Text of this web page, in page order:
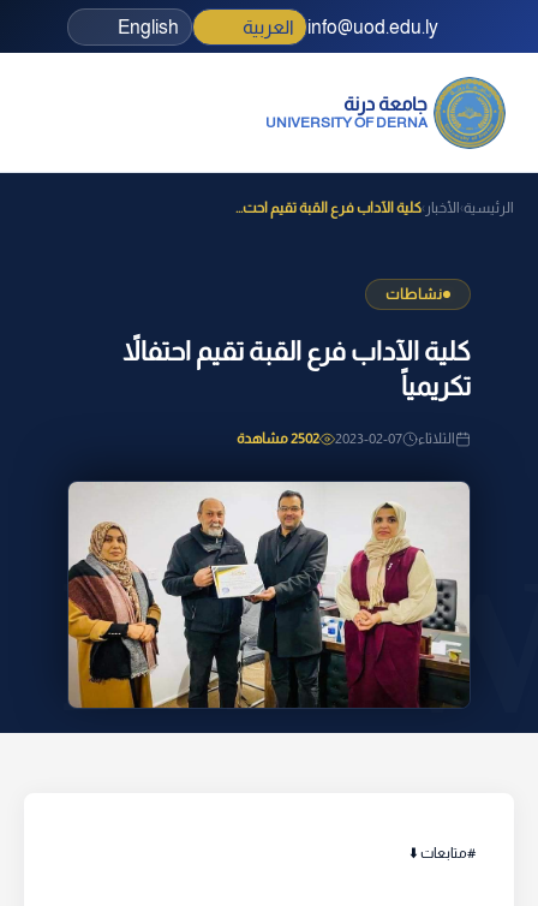
info@uod.edu.ly العربية English
جامعة درنة
UNIVERSITY OF DERNA
الرئيسية› الأخبار ›كلية الآداب فرع القبة تقيم احت...
نشاطات
كلية الآداب فرع القبة تقيم احتفالاً
تكريمياً
الثلاثاء 2023-02-07 2502 مشاهدة
#متابعات ⬇️